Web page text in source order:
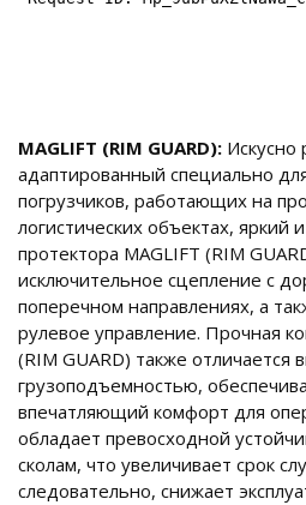
MAGLIFT (RIM GUARD): Искусно
адаптированный специально
погрузчиков, работающих на
логистических объектах, яркий
протектора MAGLIFT (RIM
исключительное сцепление с
поперечном направлениях, а
рулевое управление. Прочная
(RIM GUARD) также отличается
грузоподъемностью,
впечатляющий комфорт для
обладает превосходной
сколам, что увеличивает срок
следовательно, снижает